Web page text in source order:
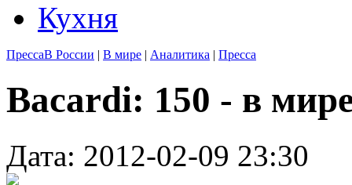
Кухня
ПрессаВ России | В мире | Аналитика | Пресса
Bacardi: 150 - в
Дата: 2012-02-09 23:30